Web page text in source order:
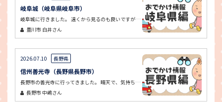
岐阜城（岐阜県岐阜市）
岐阜城に行きました。 遠くから見るのも良いですが、ロープウェイに乗って近くで見る岐阜城は、迫力があって圧巻でした。
豊川市 白井さん
2026.07.10 長野県
信州善光寺（長野県長野市）
長野市の善光寺に行ってきました。 晴天で、気持ち良く参拝できました。 中店で名物のおやき、門前でお蕎麦を食べました。どちらも美味しかった！ お土産に、八幡屋礒五郎の本店で、自分で香辛料を調合したものを購入しました。
長野市中嶋さん